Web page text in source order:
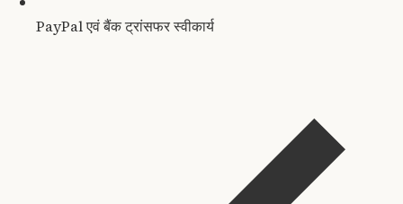
PayPal एवं बैंक ट्रांसफर स्वीकार्य